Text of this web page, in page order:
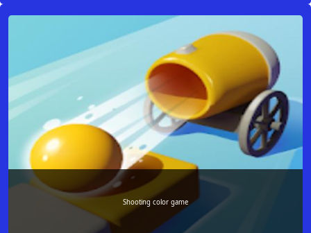
Shooting color game